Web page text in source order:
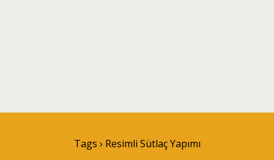
Tags › Resimli Sütlaç Yapımı